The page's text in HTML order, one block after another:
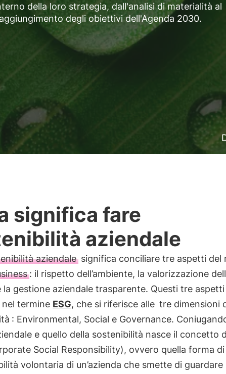
della loro strategia, dall'analisi di materialità al
degli obiettivi dell'Agenda 2030.
significa fare
aziendale
aziendalesignifica conciliare tre aspetti del
: il rispetto dell’ambiente, la valorizzazione
la gestione aziendale trasparente. Questi tre
termine ESG, che si riferisce alle tre dimensioni
: Environmental, Social e Governance.
e quello della sostenibilità nasce il concetto
Social Responsibility), ovvero quella forma di
volontaria di un’azienda che smette di guardare